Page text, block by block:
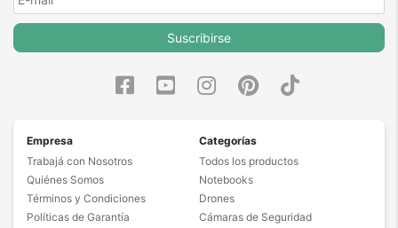
Suscribirse
Empresa
Trabajá con Nosotros
Quiénes Somos
Términos y Condiciones
Políticas de Garantía
Categorías
Todos los productos
Notebooks
Drones
Cámaras de Seguridad